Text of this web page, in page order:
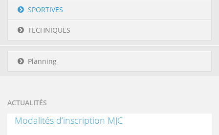
SPORTIVES
TECHNIQUES
Planning
ACTUALITÉS
Modalités d’inscription MJC